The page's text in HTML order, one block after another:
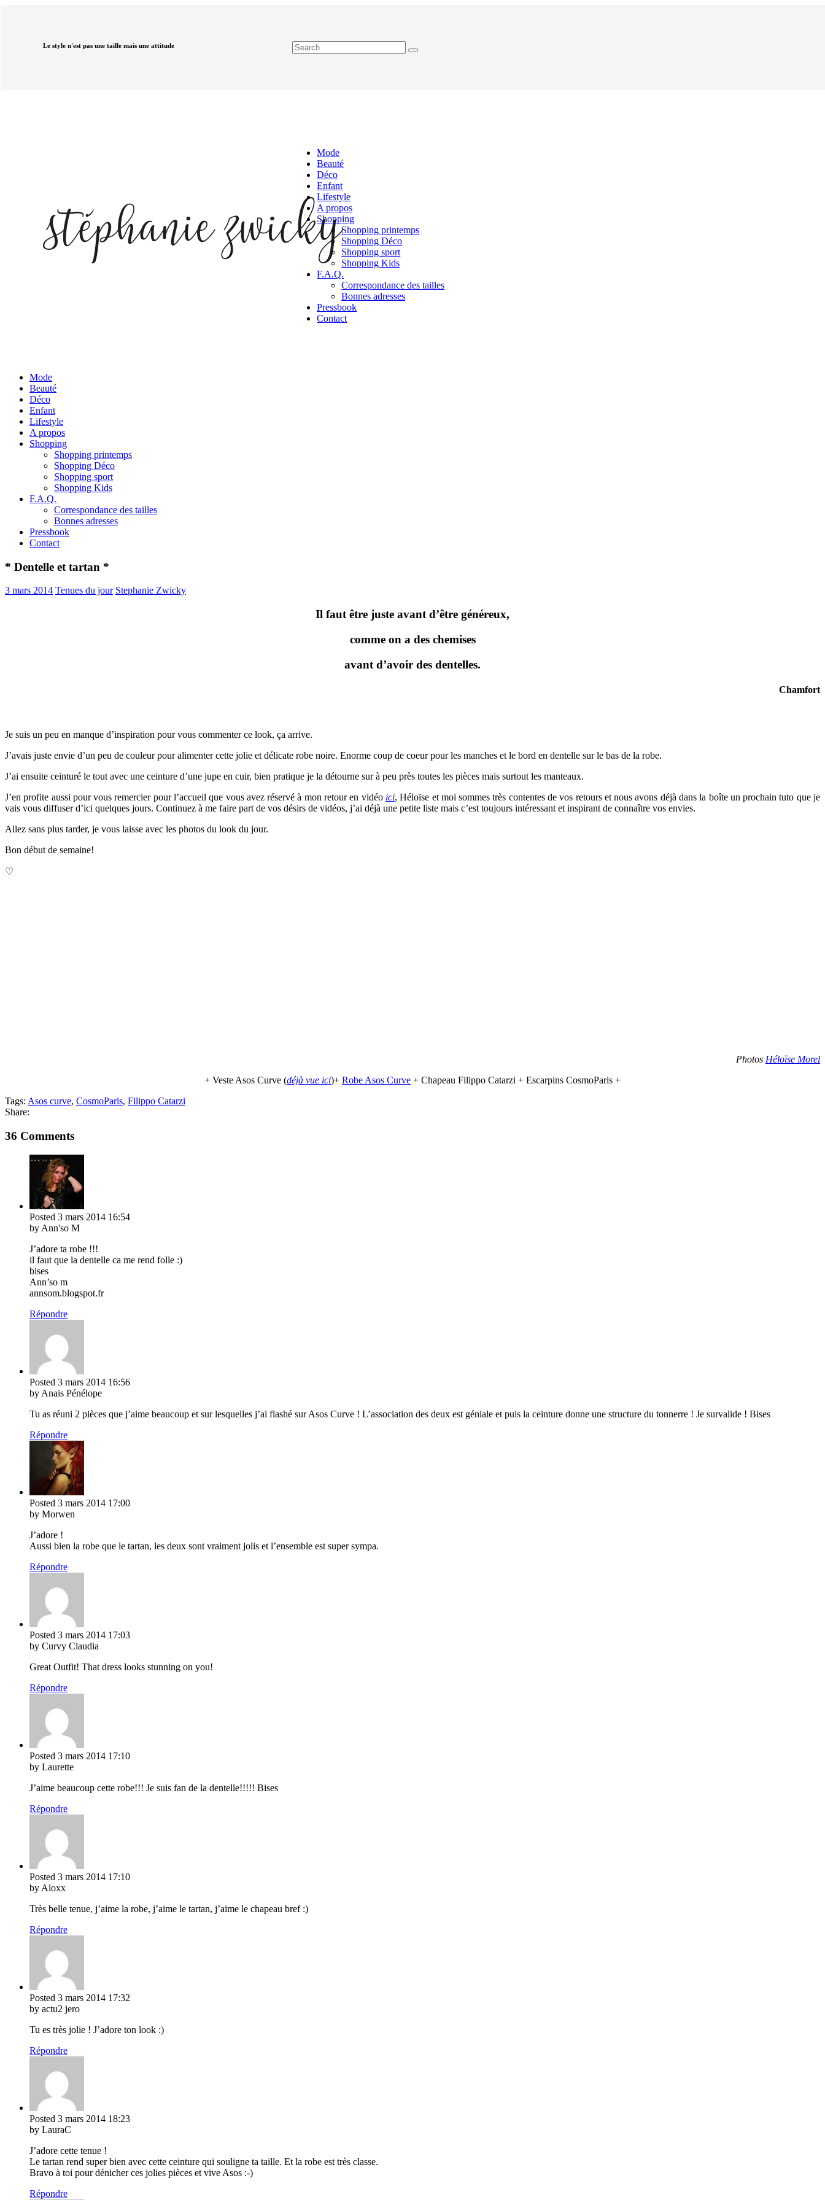
Le style n'est pas une taille mais une attitude
Mode
Beauté
Déco
Enfant
Lifestyle
A propos
Shopping
Shopping printemps
Shopping Déco
Shopping sport
Shopping Kids
F.A.Q.
Correspondance des tailles
Bonnes adresses
Pressbook
Contact
Mode
Beauté
Déco
Enfant
Lifestyle
A propos
Shopping
Shopping printemps
Shopping Déco
Shopping sport
Shopping Kids
F.A.Q.
Correspondance des tailles
Bonnes adresses
Pressbook
Contact
* Dentelle et tartan *
3 mars 2014 Tenues du jour Stephanie Zwicky
Il faut être juste avant d’être généreux,
comme on a des chemises
avant d’avoir des dentelles.
Chamfort
Je suis un peu en manque d’inspiration pour vous commenter ce look, ça arrive.
J’avais juste envie d’un peu de couleur pour alimenter cette jolie et délicate robe noire. Enorme coup de coeur pour les manches et le bord en dentelle sur le bas de la robe.
J’ai ensuite ceinturé le tout avec une ceinture d’une jupe en cuir, bien pratique je la détourne sur à peu près toutes les pièces mais surtout les manteaux.
J’en profite aussi pour vous remercier pour l’accueil que vous avez réservé à mon retour en vidéo ici, Héloïse et moi sommes très contentes de vos retours et nous avons déjà dans la boîte un prochain tuto que je
vais vous diffuser d’ici quelques jours. Continuez à me faire part de vos désirs de vidéos, j’ai déjà une petite liste mais c’est toujours intéressant et inspirant de connaître vos envies.
Allez sans plus tarder, je vous laisse avec les photos du look du jour.
Bon début de semaine!
♡
Photos Héloïse Morel
+ Veste Asos Curve (déjà vue ici)+ Robe Asos Curve + Chapeau Filippo Catarzi + Escarpins CosmoParis +
Tags: Asos curve, CosmoParis, Filippo Catarzi
Share:
36 Comments
Posted 3 mars 2014 16:54
by Ann'so M
J’adore ta robe !!!
il faut que la dentelle ca me rend folle :)
bises
Ann’so m
annsom.blogspot.fr
Répondre
Posted 3 mars 2014 16:56
by Anais Pénélope
Tu as réuni 2 pièces que j’aime beaucoup et sur lesquelles j’ai flashé sur Asos Curve ! L’association des deux est géniale et puis la ceinture donne une structure du tonnerre ! Je survalide ! Bises
Répondre
Posted 3 mars 2014 17:00
by Morwen
J’adore !
Aussi bien la robe que le tartan, les deux sont vraiment jolis et l’ensemble est super sympa.
Répondre
Posted 3 mars 2014 17:03
by Curvy Claudia
Great Outfit! That dress looks stunning on you!
Répondre
Posted 3 mars 2014 17:10
by Laurette
J’aime beaucoup cette robe!!! Je suis fan de la dentelle!!!!! Bises
Répondre
Posted 3 mars 2014 17:10
by Aloxx
Très belle tenue, j’aime la robe, j’aime le tartan, j’aime le chapeau bref :)
Répondre
Posted 3 mars 2014 17:32
by actu2 jero
Tu es très jolie ! J’adore ton look :)
Répondre
Posted 3 mars 2014 18:23
by LauraC
J’adore cette tenue !
Le tartan rend super bien avec cette ceinture qui souligne ta taille. Et la robe est très classe.
Bravo à toi pour dénicher ces jolies pièces et vive Asos :-)
Répondre